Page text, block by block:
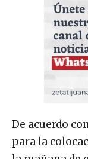
De acuerdo
para la